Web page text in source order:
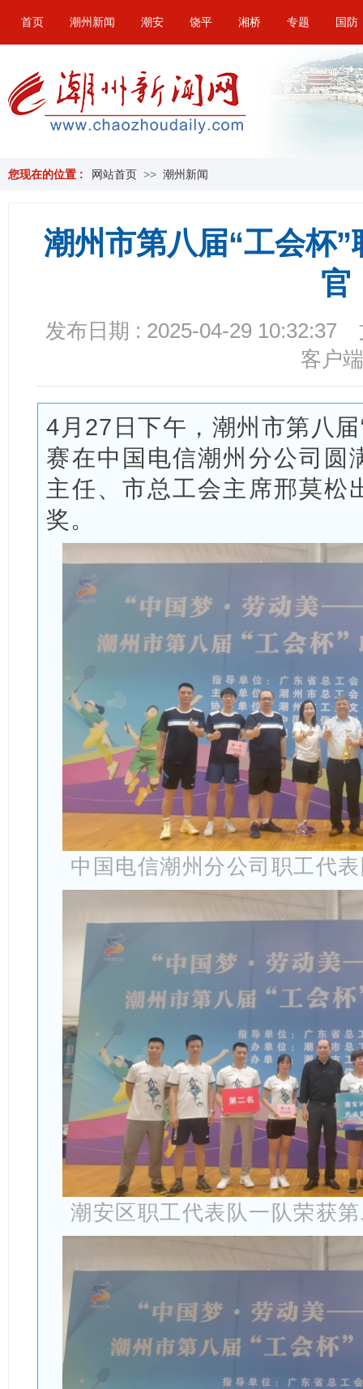
首页 潮州新闻 潮安 饶平 湘桥 专题 国防
您现在的位置 : 网站首页 >> 潮州新闻
潮州市第八届“工会杯
官
发布日期 : 2025-04-29 10:32:37
客户端
4月27日下午，潮州市第八
赛在中国电信潮州分公司圆
主任、市总工会主席邢莫松
奖。
中国电信潮州分公司职工代
潮安区职工代表队一队荣获